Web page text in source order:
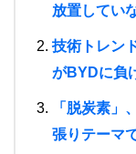
放置してい
技術トレン
がBYDに負
「脱炭素」
張りテーマ